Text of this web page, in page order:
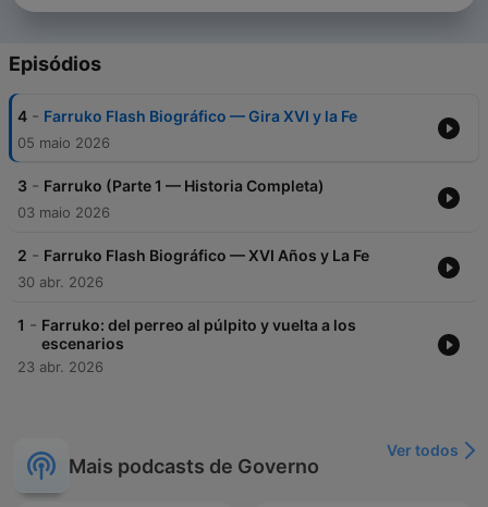
internacionales. Analizamos sus controversias, su reinvención
narrativa completa sobre el artista que redefinió los límit This
content was created in partnership and with the help of
Artificial Intelligence AI.
Episódios
4 - Farruko Flash Biográfico — Gira XVI y la Fe
05 maio 2026
3 - Farruko (Parte 1 — Historia Completa)
03 maio 2026
2 - Farruko Flash Biográfico — XVI Años y La Fe
30 abr. 2026
1 - Farruko: del perreo al púlpito y vuelta a los
escenarios
23 abr. 2026
Mais podcasts de Governo
Ver todos